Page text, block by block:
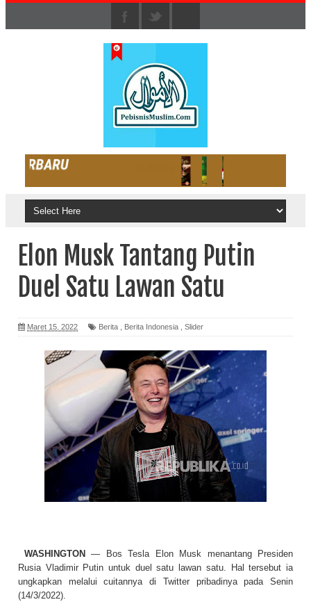
Elon Musk Tantang Putin
Duel Satu Lawan Satu
Maret 15, 2022 Berita Berita Indonesia Slider
WASHINGTON — Bos Tesla Elon Musk menantang Presiden
Rusia Vladimir Putin untuk duel satu lawan satu. Hal tersebut ia
ungkapkan melalui cuitannya di Twitter pribadinya pada Senin
(14/3/2022).